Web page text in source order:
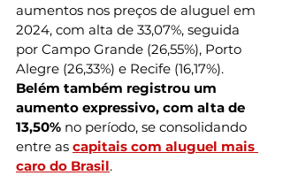
aumentos nos preços de aluguel em
2024, com alta de 33,07%, seguida
por Campo Grande (26,55%), Porto
Alegre (26,33%) e Recife (16,17%).
Belém também registrou um
aumento expressivo, com alta de
13,50% no período, se consolidando
entre as capitais com aluguel mais
caro do Brasil.